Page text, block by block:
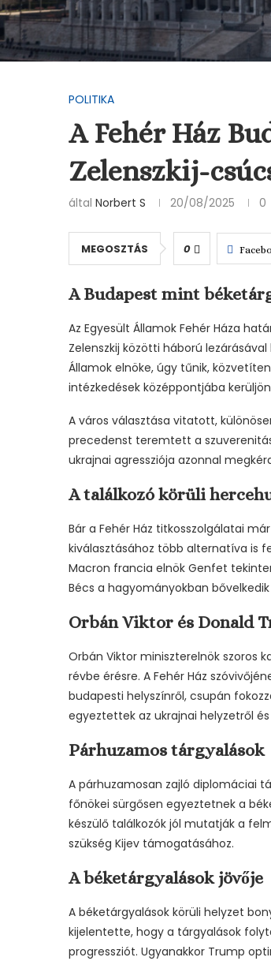
POLITIKA
A Fehér Ház
Zelenszkij-
által Norbert S 20/08/2025 0
MEGOSZTÁS 0
A Budapest mint
Az Egyesült Államok Fehér Háza
Zelenszkij közötti háború
Államok elnöke, úgy tűnik,
intézkedések középpontjába
A város választása vitatott,
precedenst teremtett a
ukrajnai agressziója azonnal
A találkozó körüli
Bár a Fehér Ház titkosszolgálatai
kiválasztásához több alternatíva is
Macron francia elnök Genfet
Bécs a hagyományokban
Orbán Viktor és Donald
Orbán Viktor miniszterelnök szoros
révbe érésre. A Fehér Ház
budapesti helyszínről, csupán
egyeztettek az ukrajnai helyzetről és
Párhuzamos tárgyalások
A párhuzamosan zajló diplomáciai
főnökei sürgősen egyeztetnek a
készülő találkozók jól mutatják a
szükség Kijev támogatásához.
A béketárgyalások jövője
A béketárgyalások körüli helyzet
kijelentette, hogy a tárgyalások
progressziót. Ugyanakkor Trump